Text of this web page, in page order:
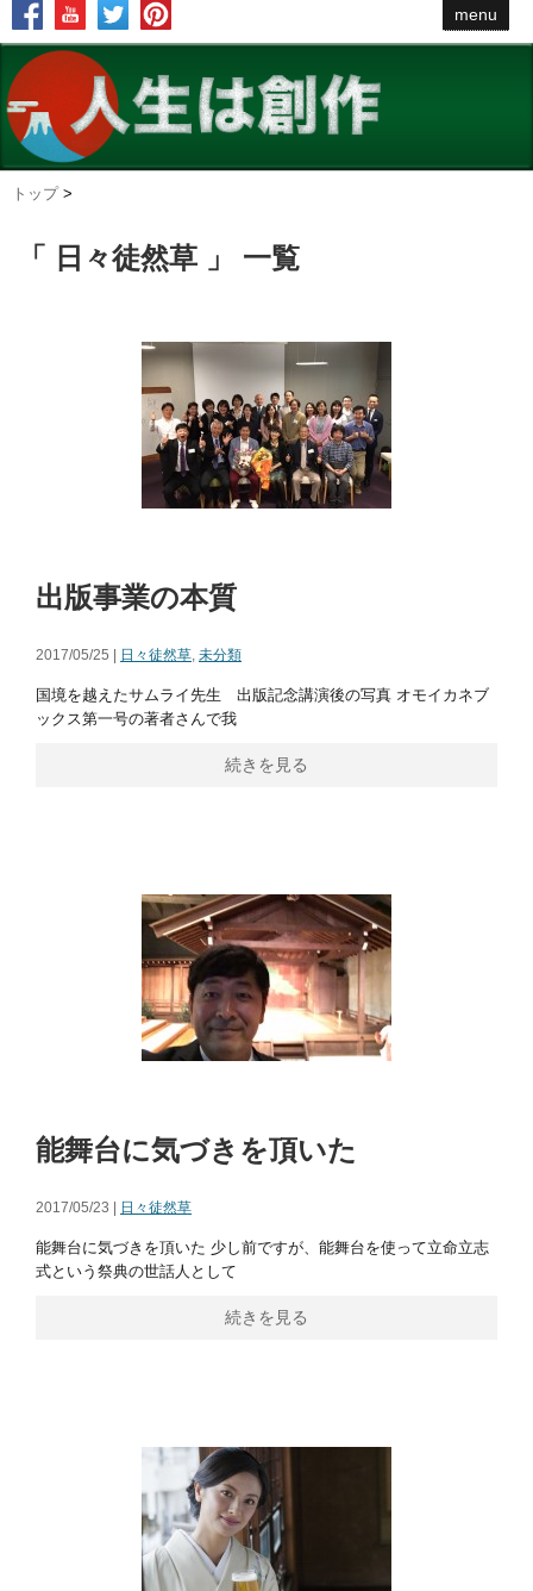
menu
トップ >
「 日々徒然草 」 一覧
出版事業の本質
2017/05/25 | 日々徒然草 未分類
国境を越えたサムライ先生 出版記念講演後の写真 オモイカネブ
ックス第一号の著者さんで我
続きを見る
能舞台に気づきを頂いた
2017/05/23 | 日々徒然草
能舞台に気づきを頂いた 少し前ですが、能舞台を使って立命立志
式という祭典の世話人として
続きを見る